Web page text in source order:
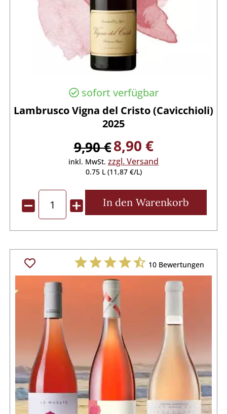
sofort verfügbar
Lambrusco Vigna del Cristo (Cavicchioli)
2025
9,90 €8,90 €
inkl. MwSt. zzgl. Versand
0.75 L (11,87 €/L)
In den Warenkorb
10Bewertungen